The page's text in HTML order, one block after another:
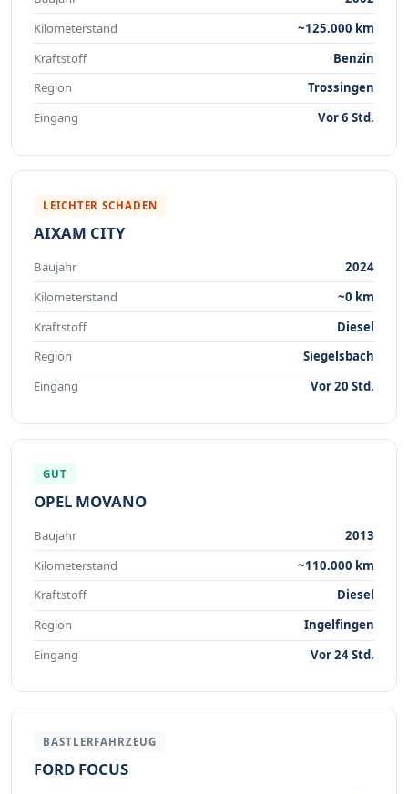
Kilometerstand
~125.000 km
Kraftstoff
Benzin
Region
Trossingen
Eingang
Vor 6 Std.
LEICHTER SCHADEN
AIXAM CITY
Baujahr
2024
Kilometerstand
~0 km
Kraftstoff
Diesel
Region
Siegelsbach
Eingang
Vor 20 Std.
GUT
OPEL MOVANO
Baujahr
2013
Kilometerstand
~110.000 km
Kraftstoff
Diesel
Region
Ingelfingen
Eingang
Vor 24 Std.
BASTLERFAHRZEUG
FORD FOCUS